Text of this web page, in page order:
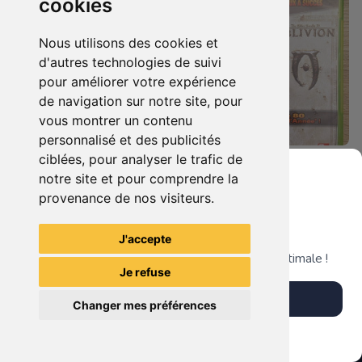
cookies
Nous utilisons des cookies et
d'autres technologies de suivi
pour améliorer votre expérience
de navigation sur notre site, pour
vous montrer un contenu
personnalisé et des publicités
ciblées, pour analyser le trafic de
notre site et pour comprendre la
provenance de nos visiteurs.
J'accepte
Je refuse
Changer mes préférences
5.90 € 0
Bioshock - Infinite Xbox 360
7.90 €
TheGamingR83
Grenier du Geek
Télécharge notre app pour une expérience optimale !
Télécharger l'app